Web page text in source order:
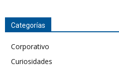
Categorías
Corporativo
Curiosidades